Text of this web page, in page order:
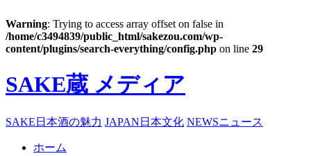
Warning: Trying to access array offset on false in
/home/c3494839/public_html/sakezou.com/wp-
content/plugins/search-everything/config.php on line 29
SAKE蔵 メディア
SAKE 日本酒の魅力 JAPAN 日本文化 NEWSニュース
ホーム